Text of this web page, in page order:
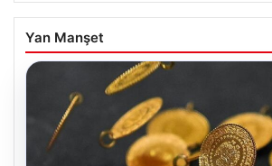
Yan Manşet